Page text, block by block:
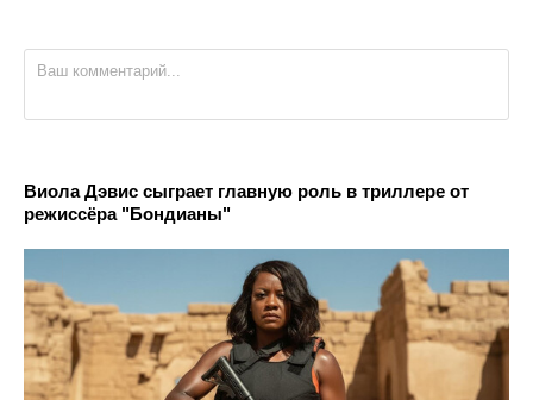
Виола Дэвис сыграет главную роль в триллере от
режиссёра "Бондианы"